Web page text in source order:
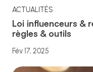
ACTUALITÉS
Loi influenceurs &
règles & outils
Fév 17, 2025